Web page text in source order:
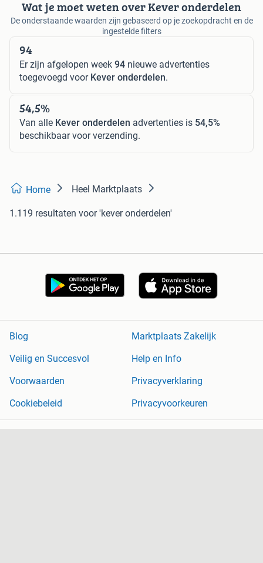
Wat je moet weten over Kever onderdelen
De onderstaande waarden zijn gebaseerd op je zoekopdracht en de
ingestelde filters
94
Er zijn afgelopen week 94 nieuwe advertenties
toegevoegd voor Kever onderdelen.
54,5%
Van alle Kever onderdelen advertenties is 54,5%
beschikbaar voor verzending.
Home Heel Marktplaats
1.119 resultaten voor 'kever onderdelen'
Blog
Marktplaats Zakelijk
Veilig en Succesvol
Help en Info
Voorwaarden
Privacyverklaring
Cookiebeleid
Privacyvoorkeuren